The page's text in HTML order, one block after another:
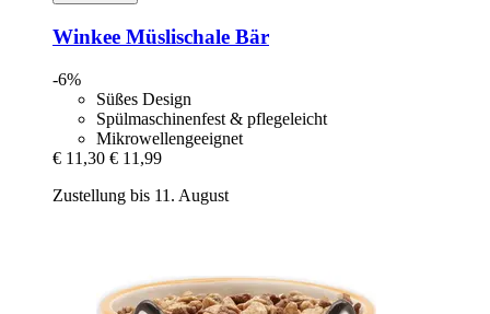
Winkee Müslischale Bär
-6%
Süßes Design
Spülmaschinenfest & pflegeleicht
Mikrowellengeeignet
€ 11,30 € 11,99
Zustellung bis 11. August